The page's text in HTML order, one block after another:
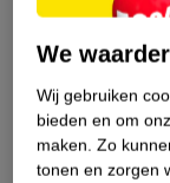
Nature Impact
We
Wij gebruiken
bieden en om
maken. Zo
tonen en zorgen